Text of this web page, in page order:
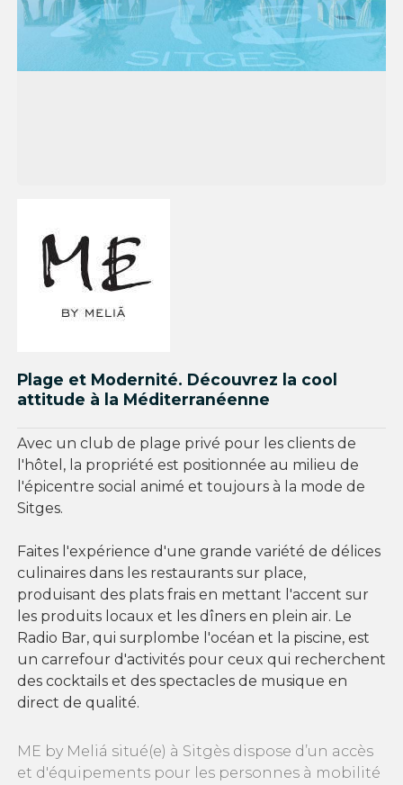
Plage et Modernité. Découvrez la cool
attitude à la Méditerranéenne
Avec un club de plage privé pour les clients de
l'hôtel, la propriété est positionnée au milieu de
l'épicentre social animé et toujours à la mode de
Sitges.
Faites l'expérience d'une grande variété de délices
culinaires dans les restaurants sur place,
produisant des plats frais en mettant l'accent sur
les produits locaux et les dîners en plein air. Le
Radio Bar, qui surplombe l'océan et la piscine, est
un carrefour d'activités pour ceux qui recherchent
des cocktails et des spectacles de musique en
direct de qualité.
ME by Meliá situé(e) à Sitgès dispose d’un accès
et d'équipements pour les personnes à mobilité